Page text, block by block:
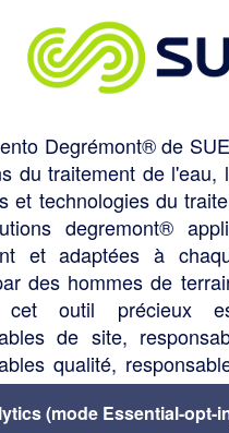
Degrémont® de
du traitement de l'eau,
et technologies du
degremont®
et adaptées à
des hommes de
cet outil précieux
de site,
qualité,
du développement
centres de
(mode Essential-opt-